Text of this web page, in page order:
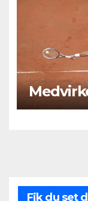
Fik du set